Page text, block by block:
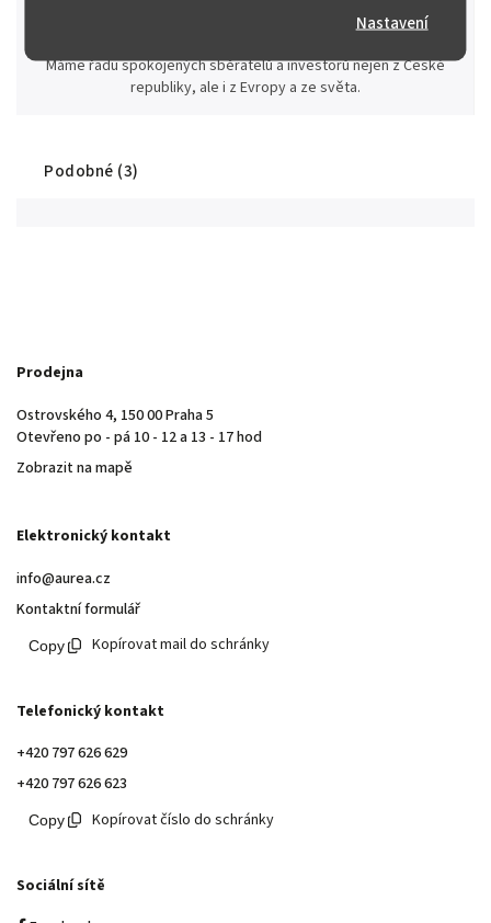
Nastavení
Stovky spokojených zákazníků
Máme řadu spokojených sběratelů a investorů nejen z České
republiky, ale i z Evropy a ze světa.
Podobné (3)
Prodejna
Ostrovského 4, 150 00 Praha 5
Otevřeno po - pá 10 - 12 a 13 - 17 hod
Zobrazit na mapě
Elektronický kontakt
info@aurea.cz
Kontaktní formulář
Kopírovat mail do schránky
Telefonický kontakt
+420 797 626 629
+420 797 626 623
Kopírovat číslo do schránky
Sociální sítě